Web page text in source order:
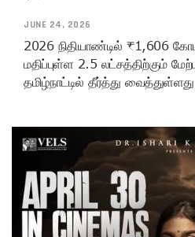
JUNE 24, 2026
2026 நிதியாண்டில் ₹1,606
மதிப்புள்ள 2.5 லட்சத்திற்கும்
தமிழ்நாட்டில் தீர்த்து